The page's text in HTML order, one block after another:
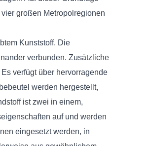
großen Metropolregionen
Kunststoff. Die
verbunden. Zusätzliche
verfügt über hervorragende
werden hergestellt,
ist zwei in einem,
auf und werden
eingesetzt werden, in